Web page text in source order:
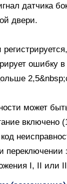
датчика
двери.
ошибку
может
включено
переключении
I, II или